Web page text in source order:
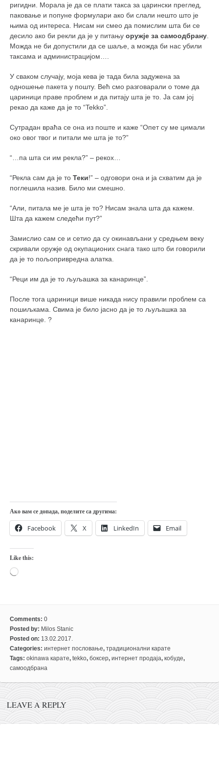
саи
тимбеи рочин
тсунами дојо
програм
галерија клуба
чланарина
бесплатна е-књига
моја прича
контакт
ригидни. Морала је да се плати такса за царински преглед,
паковање и попуне формулари ако би слали нешто што је
њима од интереса. Нисам ни смео да помислим шта би се
десило ако би рекли да је у питању оружје за самоодбрану
Можда не би допустили да се шаље, а можда би нас убили
таксама и администрацијом….
У сваком случају, моја кева је тада била задужена за
одношење пакета у пошту. Већ смо разговарали о томе да
цариници праве проблем и да питају шта је то. Ја сам јој
рекао да каже да је то “Tekko”.
Сутрадан враћа се она из поште и каже “Опет су ме цимали
око овог твог и питали ме шта је то?”
“…па шта си им рекла?” – рекох…
“Рекла сам да је то Теки!” – одговори она и ја схватим да је
поглешила назив. Било ми смешно.
“Али, питала ме је шта је то? Нисам знала шта да кажем.
Шта да кажем следећи пут?”
Замислио сам се и сетио да су окинављани у средњем веку
скривали оружје од окупационих снага тако што би говорили
да је то пољопривредна алатка.
“Реци им да је то љуљашка за канаринце”.
После тога цариници више никада нису правили проблем са
пошиљкама. Свима је било јасно да је то љуљашка за
канаринце. ?
Ако вам се допада, поделите са другима:
Facebook X LinkedIn Email
Like this:
Loading…
Comments: 0
Posted by: Milos Stanic
Posted on: 13.02.2017.
Categories: интернет пословање, традиционални карате
Tags: okinawa карате, tekko, боксер, интернет продаја, кобуде,
самоодбрана
LEAVE A REPLY